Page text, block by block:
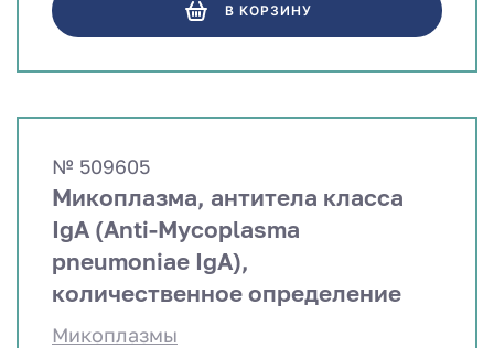
В КОРЗИНУ
№ 509605
Микоплазма, антитела класса
IgA (Anti-Mycoplasma
pneumoniae IgA),
количественное определение
Микоплазмы